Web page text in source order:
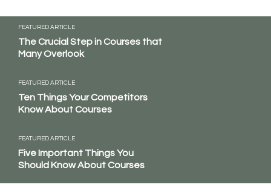
FEATURED ARTICLE
The Crucial Step in Courses that
Many Overlook
FEATURED ARTICLE
Ten Things Your Competitors
Know About Courses
FEATURED ARTICLE
Five Important Things You
Should Know About Courses